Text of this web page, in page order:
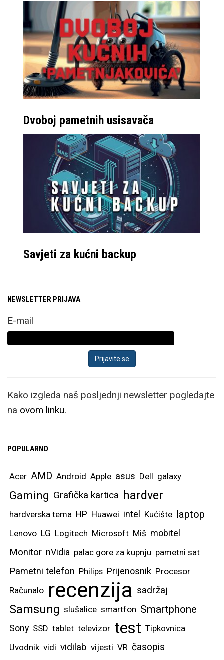
Dvoboj pametnih usisavača
Savjeti za kućni backup
NEWSLETTER PRIJAVA
E-mail
Kako izgleda naš posljednji newsletter pogledajte
na ovom linku.
POPULARNO
Acer AMD Android Apple asus Dell galaxy
Gaming Grafička kartica hardver
hardverska tema HP Huawei intel Kućište laptop
Lenovo LG Logitech Microsoft Miš mobitel
Monitor nVidia palac gore za kupnju pametni sat
Pametni telefon Philips Prijenosnik Procesor
Računalo recenzija sadržaj
Samsung slušalice smartfon Smartphone
Sony SSD tablet televizor test Tipkovnica
Uvodnik vidi vidilab vijesti VR časopis